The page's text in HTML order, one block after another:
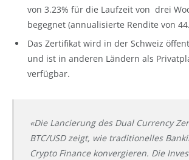
von 3.23% für die Laufzeit von drei
begegnet (annualisierte Rendite von
Das Zertifikat wird in der Schweiz
und ist in anderen Ländern als
verfügbar.
«Die Lancierung des Dual Currency
BTC/USD zeigt, wie traditionelles
Crypto Finance konvergieren. Die